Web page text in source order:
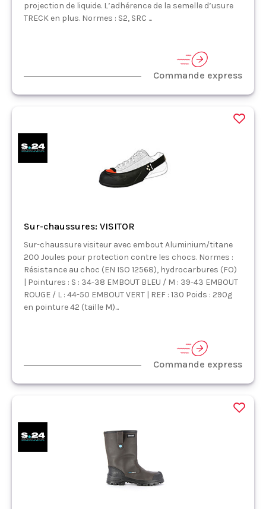
projection de liquide. L’adhérence de la semelle d’usure
TRECK en plus. Normes : S2, SRC ...
Commande express
Sur-chaussures: VISITOR
Sur-chaussure visiteur avec embout Aluminium/titane
200 Joules pour protection contre les chocs. Normes :
Résistance au choc (EN ISO 12568), hydrocarbures (FO)
| Pointures : S : 34-38 EMBOUT BLEU / M : 39-43 EMBOUT
ROUGE / L : 44-50 EMBOUT VERT | REF : 130 Poids : 290g
en pointure 42 (taille M)...
Commande express